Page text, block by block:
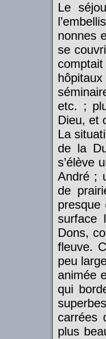
Le
nonnes
se
etc. ;
Dieu, et
La
de la
s’élève
André ;
de
presque
surface
Dons,
fleuve.
peu
animée
qui
carrées
plus